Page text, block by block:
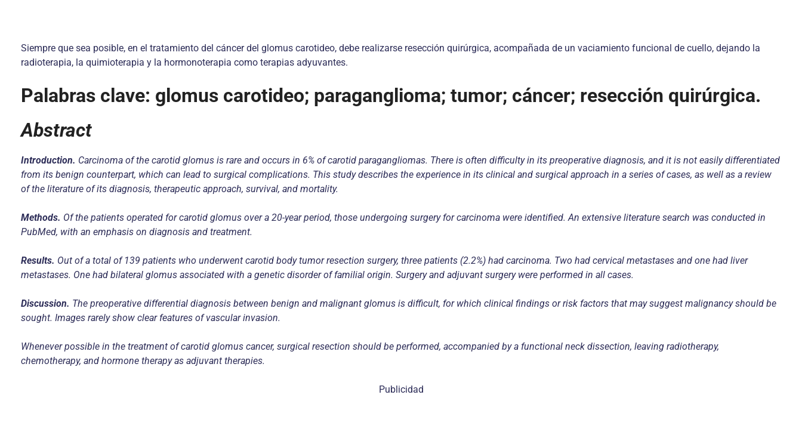
Siempre que sea posible, en el tratamiento del cáncer del glomus carotideo, debe realizarse resección quirúrgica, acompañada de un vaciamiento funcional de cuello, dejando la
radioterapia, la quimioterapia y la hormonoterapia como terapias adyuvantes.
Palabras clave: glomus carotideo; paraganglioma; tumor; cáncer; resección quirúrgica.
Abstract
Introduction. Carcinoma of the carotid glomus is rare and occurs in 6% of carotid paragangliomas. There is often difficulty in its preoperative diagnosis, and it is not easily differentiated
from its benign counterpart, which can lead to surgical complications. This study describes the experience in its clinical and surgical approach in a series of cases, as well as a review
of the literature of its diagnosis, therapeutic approach, survival, and mortality.
Methods. Of the patients operated for carotid glomus over a 20-year period, those undergoing surgery for carcinoma were identified. An extensive literature search was conducted in
PubMed, with an emphasis on diagnosis and treatment.
Results. Out of a total of 139 patients who underwent carotid body tumor resection surgery, three patients (2.2%) had carcinoma. Two had cervical metastases and one had liver
metastases. One had bilateral glomus associated with a genetic disorder of familial origin. Surgery and adjuvant surgery were performed in all cases.
Discussion. The preoperative differential diagnosis between benign and malignant glomus is difficult, for which clinical findings or risk factors that may suggest malignancy should be
sought. Images rarely show clear features of vascular invasion.
Whenever possible in the treatment of carotid glomus cancer, surgical resection should be performed, accompanied by a functional neck dissection, leaving radiotherapy,
chemotherapy, and hormone therapy as adjuvant therapies.
Publicidad